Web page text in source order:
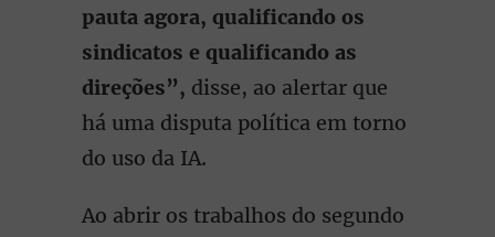
pauta agora, qualificando os
sindicatos e qualificando as
direções”, disse, ao alertar que
há uma disputa política em torno
do uso da IA.
Ao abrir os trabalhos do segundo